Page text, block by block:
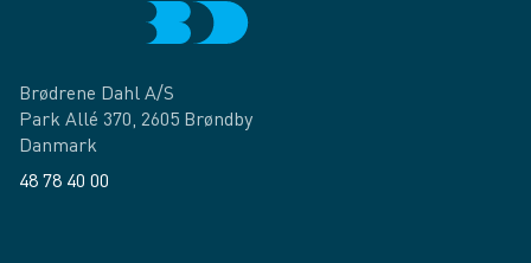
Brødrene Dahl A/S
Park Allé 370, 2605 Brøndby
Danmark
48 78 40 00